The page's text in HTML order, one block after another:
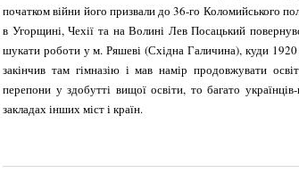
початком війни його призвали до 36-го Коломийського
в Угорщи­ні, Чехії та на Волині Лев Посацький
шукати роботи у м. Ряшеві (Східна Га­личина), куди
закінчив там гімназію і мав намір продовжувати
перепони у здобутті вищої освіти, то ба­гато
закладах інших міст і країн.